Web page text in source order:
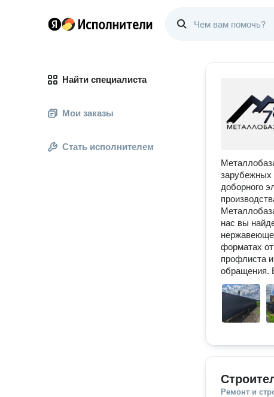
Найти специалиста
Мои заказы
Стать исполнителем
зарубежных
доборного
нас вы
форматах от
профлиста
обращения.
Ремонт и